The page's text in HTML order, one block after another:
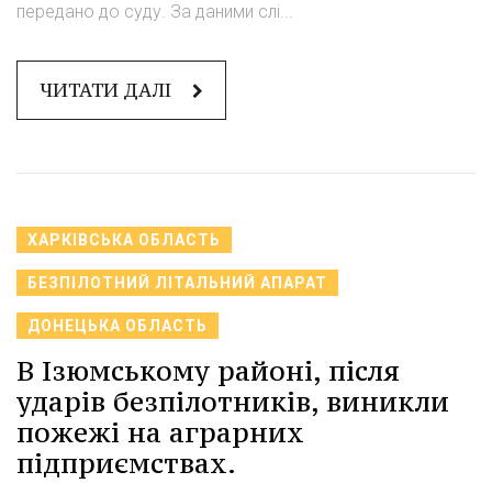
передано до суду. За даними слі...
ЧИТАТИ ДАЛІ
ХАРКІВСЬКА ОБЛАСТЬ
БЕЗПІЛОТНИЙ ЛІТАЛЬНИЙ АПАРАТ
ДОНЕЦЬКА ОБЛАСТЬ
В Ізюмському районі, після
ударів безпілотників, виникли
пожежі на аграрних
підприємствах.